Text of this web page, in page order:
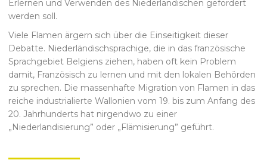
Erlernen und Verwenden des Niederländischen gefördert
werden soll.
Viele Flamen ärgern sich über die Einseitigkeit dieser
Debatte. Niederländischsprachige, die in das französische
Sprachgebiet Belgiens ziehen, haben oft kein Problem
damit, Französisch zu lernen und mit den lokalen Behörden
zu sprechen. Die massenhafte Migration von Flamen in das
reiche industrialierte Wallonien vom 19. bis zum Anfang des
20. Jahrhunderts hat nirgendwo zu einer
„Niederlandisierung” oder „Flämisierung” geführt.